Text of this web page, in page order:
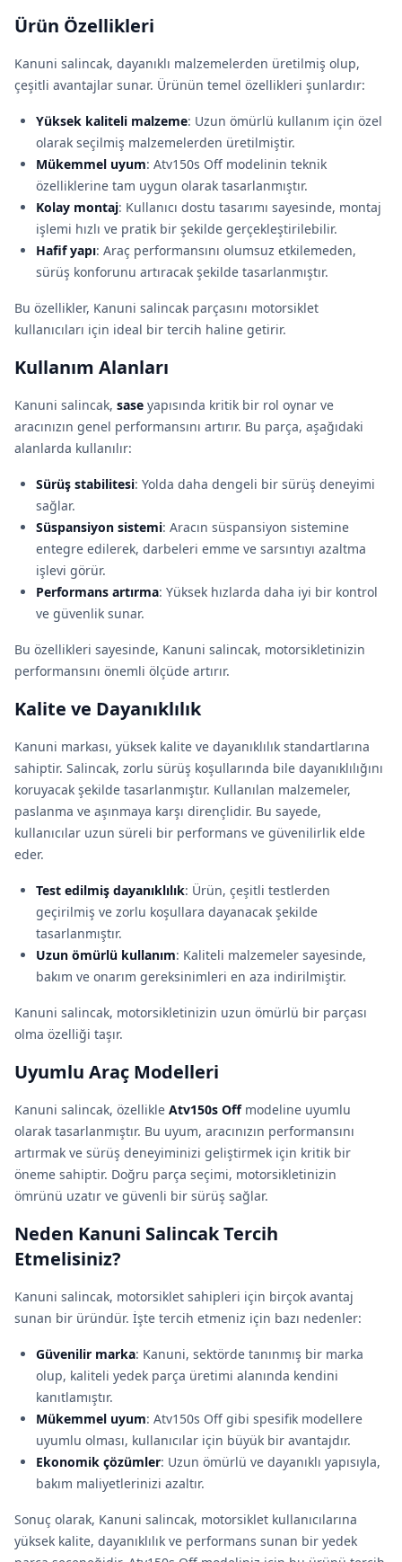
Ürün Özellikleri
Kanuni salincak, dayanıklı malzemelerden üretilmiş olup,
çeşitli avantajlar sunar. Ürünün temel özellikleri şunlardır:
Yüksek kaliteli malzeme: Uzun ömürlü kullanım için özel
olarak seçilmiş malzemelerden üretilmiştir.
Mükemmel uyum: Atv150s Off modelinin teknik
özelliklerine tam uygun olarak tasarlanmıştır.
Kolay montaj: Kullanıcı dostu tasarımı sayesinde, montaj
işlemi hızlı ve pratik bir şekilde gerçekleştirilebilir.
Hafif yapı: Araç performansını olumsuz etkilemeden,
sürüş konforunu artıracak şekilde tasarlanmıştır.
Bu özellikler, Kanuni salincak parçasını motorsiklet
kullanıcıları için ideal bir tercih haline getirir.
Kullanım Alanları
Kanuni salincak, sase yapısında kritik bir rol oynar ve
aracınızın genel performansını artırır. Bu parça, aşağıdaki
alanlarda kullanılır:
Sürüş stabilitesi: Yolda daha dengeli bir sürüş deneyimi
sağlar.
Süspansiyon sistemi: Aracın süspansiyon sistemine
entegre edilerek, darbeleri emme ve sarsıntıyı azaltma
işlevi görür.
Performans artırma: Yüksek hızlarda daha iyi bir kontrol
ve güvenlik sunar.
Bu özellikleri sayesinde, Kanuni salincak, motorsikletinizin
performansını önemli ölçüde artırır.
Kalite ve Dayanıklılık
Kanuni markası, yüksek kalite ve dayanıklılık standartlarına
sahiptir. Salincak, zorlu sürüş koşullarında bile dayanıklılığını
koruyacak şekilde tasarlanmıştır. Kullanılan malzemeler,
paslanma ve aşınmaya karşı dirençlidir. Bu sayede,
kullanıcılar uzun süreli bir performans ve güvenilirlik elde
eder.
Test edilmiş dayanıklılık: Ürün, çeşitli testlerden
geçirilmiş ve zorlu koşullara dayanacak şekilde
tasarlanmıştır.
Uzun ömürlü kullanım: Kaliteli malzemeler sayesinde,
bakım ve onarım gereksinimleri en aza indirilmiştir.
Kanuni salincak, motorsikletinizin uzun ömürlü bir parçası
olma özelliği taşır.
Uyumlu Araç Modelleri
Kanuni salincak, özellikle Atv150s Offmodeline uyumlu
olarak tasarlanmıştır. Bu uyum, aracınızın performansını
artırmak ve sürüş deneyiminizi geliştirmek için kritik bir
öneme sahiptir. Doğru parça seçimi, motorsikletinizin
ömrünü uzatır ve güvenli bir sürüş sağlar.
Neden Kanuni Salincak Tercih
Etmelisiniz?
Kanuni salincak, motorsiklet sahipleri için birçok avantaj
sunan bir üründür. İşte tercih etmeniz için bazı nedenler:
Güvenilir marka: Kanuni, sektörde tanınmış bir marka
olup, kaliteli yedek parça üretimi alanında kendini
kanıtlamıştır.
Mükemmel uyum: Atv150s Off gibi spesifik modellere
uyumlu olması, kullanıcılar için büyük bir avantajdır.
Ekonomik çözümler: Uzun ömürlü ve dayanıklı yapısıyla,
bakım maliyetlerinizi azaltır.
Sonuç olarak, Kanuni salincak, motorsiklet kullanıcılarına
yüksek kalite, dayanıklılık ve performans sunan bir yedek